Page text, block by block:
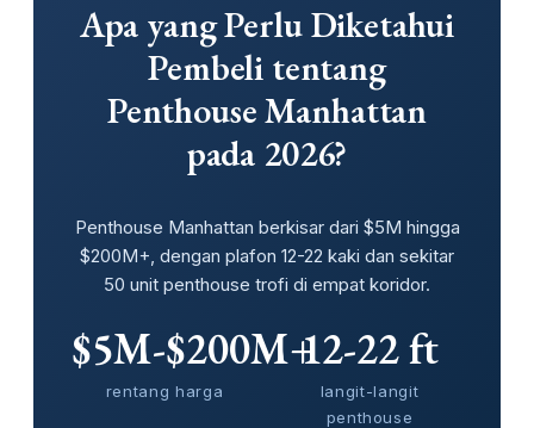
Apa yang Perlu Diketahui
Pembeli tentang
Penthouse Manhattan
pada 2026?
Penthouse Manhattan berkisar dari $5M hingga
$200M+, dengan plafon 12-22 kaki dan sekitar
50 unit penthouse trofi di empat koridor.
$5M-$200M+
rentang harga
12-22 ft
langit-langit
penthouse